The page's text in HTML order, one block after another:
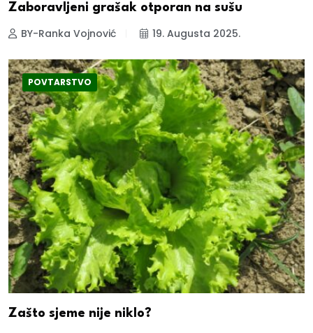
Zaboravljeni grašak otporan na sušu
BY-Ranka Vojnović 19. Augusta 2025.
POVTARSTVO
Zašto sjeme nije niklo?